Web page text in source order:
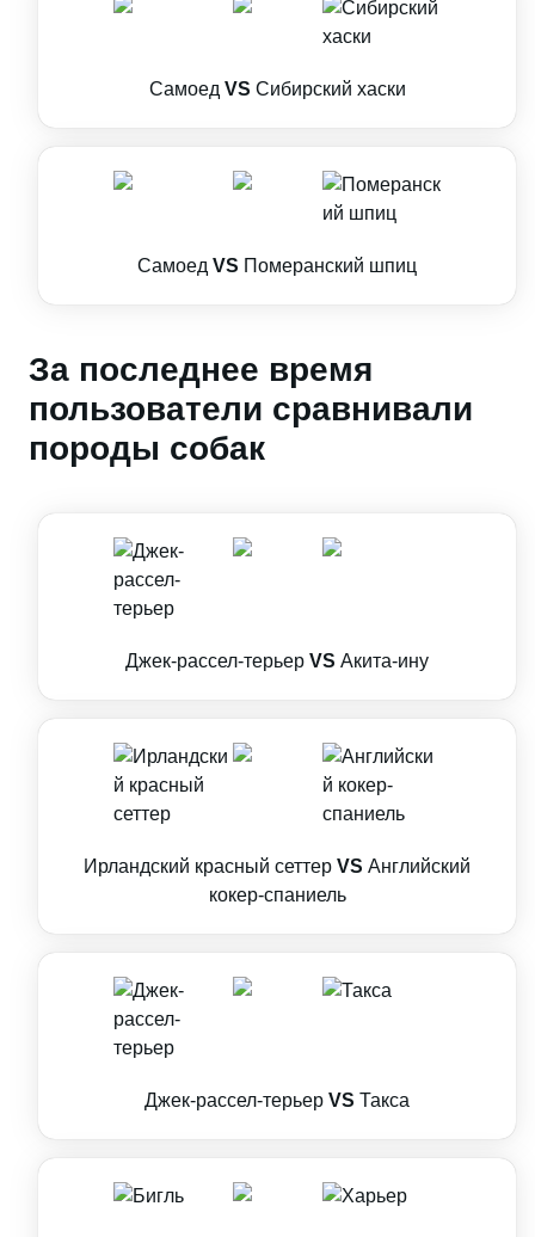
Самоед VS Сибирский хаски
Самоед VS Померанский шпиц
За последнее время
пользователи сравнивали
породы собак
Джек-рассел-терьер VS Акита-ину
Ирландский красный сеттер VS Английский
кокер-спаниель
Джек-рассел-терьер VS Такса